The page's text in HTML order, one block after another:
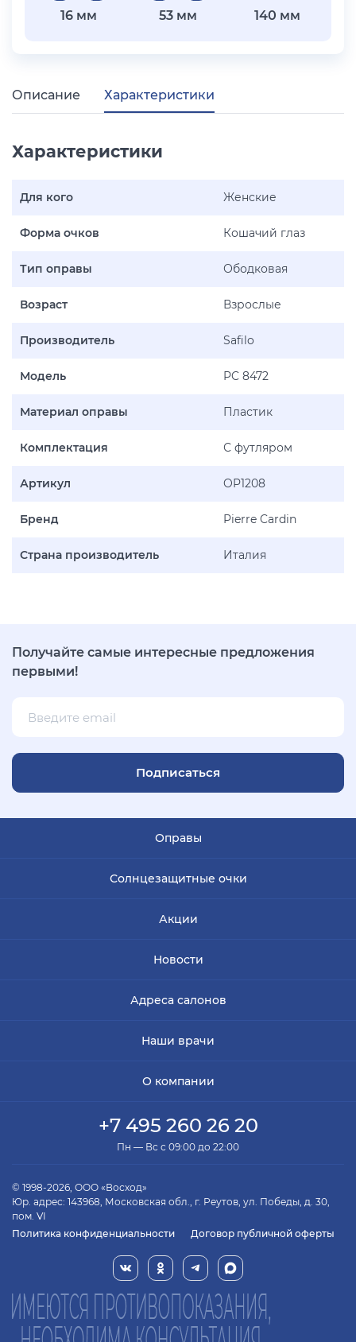
16 мм 53 мм 140 мм
Описание Характеристики
Характеристики
Для кого Женские
Форма очков Кошачий глаз
Тип оправы Ободковая
Возраст Взрослые
Производитель Safilo
Модель PC 8472
Материал оправы Пластик
Комплектация С футляром
Артикул OP1208
Бренд Pierre Cardin
Страна производитель Италия
Получайте самые интересные предложения
первыми!
Подписаться
Оправы
Солнцезащитные очки
Акции
Новости
Адреса салонов
Наши врачи
О компании
+7 495 260 26 20
Пн — Вс с 09:00 до 22:00
© 1998-2026, ООО «Восход»
Юр. адрес: 143968, Московская обл., г. Реутов, ул. Победы, д. 30,
пом. VI
Политика конфиденциальности
Договор публичной оферты